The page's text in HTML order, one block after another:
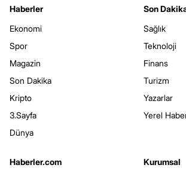
Haberler
Ekonomi
Spor
Magazin
Son Dakika
Kripto
3.Sayfa
Dünya
Son
Sağlık
Teknoloji
Finans
Turizm
Yazarlar
Yerel
Haberler.com
Kurumsal